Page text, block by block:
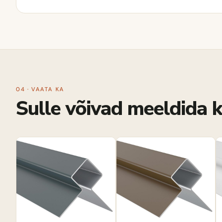
04 · VAATA KA
Sulle võivad meeldida